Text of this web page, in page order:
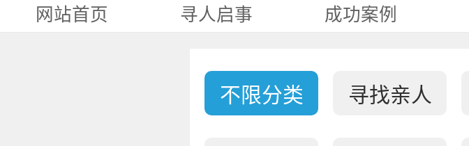
网站首页 寻人启事 成功案例
不限分类 寻找亲人